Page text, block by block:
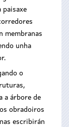
paisaxe
membranas
unha
o
a árbore de
obradoiros
escribirán